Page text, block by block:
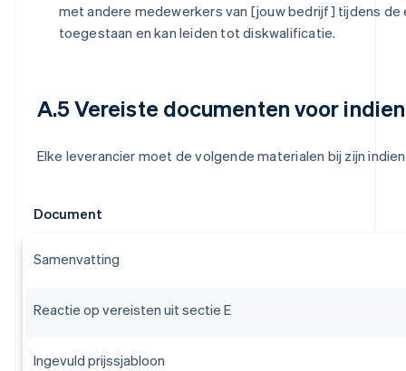
met andere medewerkers van [jouw bedrijf] tijdens
toegestaan en kan leiden tot diskwalificatie.
A.5 Vereiste documenten voor
Elke leverancier moet de volgende materialen bij zijn
Document
Samenvatting
Reactie op vereisten uit sectie E
Ingevuld prijssjabloon